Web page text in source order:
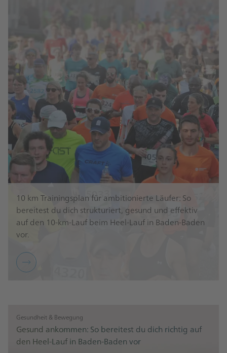
10 km Trainingsplan für ambitionierte Läufer: So
bereitest du dich strukturiert, gesund und effektiv
auf den 10-km-Lauf beim Heel-Lauf in Baden-Baden
vor.
Gesundheit & Bewegung
Gesund ankommen: So bereitest du dich richtig auf
den Heel-Lauf in Baden-Baden vor